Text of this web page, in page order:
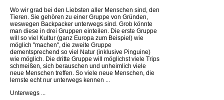
Wo wir grad bei den Liebsten aller Menschen sind, den
Tieren. Sie gehören zu einer Gruppe von Gründen,
weswegen Backpacker unterwegs sind. Grob könnte
man diese in drei Gruppen einteilen. Die erste Gruppe
will so viel Kultur (ganz Europa zum Beispiel) wie
möglich "machen", die zweite Gruppe
dementsprechend so viel Natur (inklusive Pinguine)
wie möglich. Die dritte Gruppe will möglichst viele Trips
schmeißen, sich berauschen und unheimlich viele
neue Menschen treffen. So viele neue Menschen, die
lernste echt nur unterwegs kennen ...
Unterwegs ...